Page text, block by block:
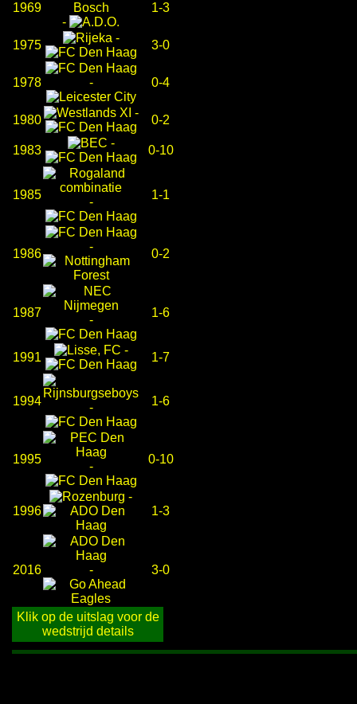
1969
-
1-3
1975
-
3-0
1978 - 0-4
1980
-
0-2
1983
-
0-10
1985
-
1-1
1986
-
0-2
1987
-
1-6
1991
-
1-7
1994 - 1-6
1995
-
0-10
1996
-
1-3
2016 - 3-0
Klik op de uitslag voor de
wedstrijd details